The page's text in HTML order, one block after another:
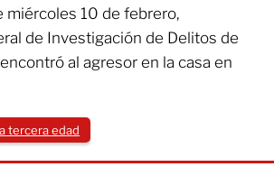
miércoles 10 de febrero,
de Investigación de Delitos de
al agresor en la casa en
tercera edad